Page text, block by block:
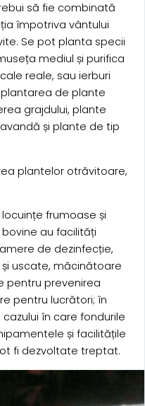
să fie combinată
împotriva vântului
Se pot planta specii
mediul și purifica
reale, sau ierburi
de plante
grajdului, plante
și plante de tip
plantelor otrăvitoare,
frumoase și
au facilități
de dezinfecție,
uscate, măcinătoare
pentru prevenirea
pentru lucrători; în
în care fondurile
și facilitățile
fi dezvoltate treptat.